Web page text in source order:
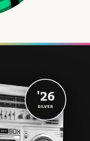
'26
SILVER